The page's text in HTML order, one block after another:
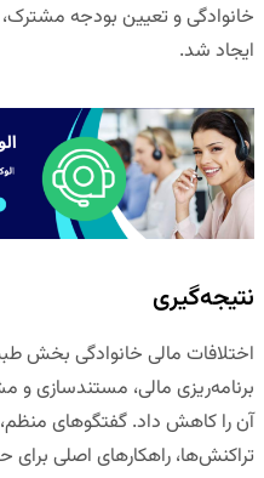
خانوادگیو تعیین بودجه
ایجاد شد.
نتیجه‌گیری
اختلافات مالی خانوادگی بخش
برنامه‌ریزی مالی، مستندسازی
آن را کاهش داد. گفتگوهای
تراکنش‌ها، راهکارهای اصلی